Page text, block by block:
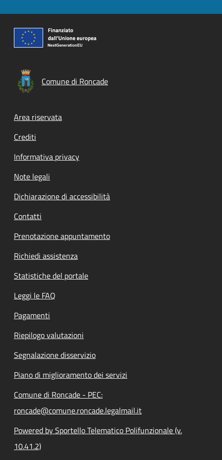
Comune di Roncade
Footer menu
Area riservata
Crediti
Informativa privacy
Note legali
Dichiarazione di accessibilità
Contatti
Prenotazione appuntamento
Richiedi assistenza
Statistiche del portale
Leggi le FAQ
Pagamenti
Riepilogo valutazioni
Segnalazione disservizio
Piano di miglioramento dei servizi
Comune di Roncade - PEC:
roncade@comune.roncade.legalmail.it
Powered by Sportello Telematico Polifunzionale (v.
10.41.2)